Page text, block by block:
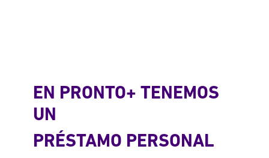
EN PRONTO+ TENEMOS
UN
PRÉSTAMO PERSONAL